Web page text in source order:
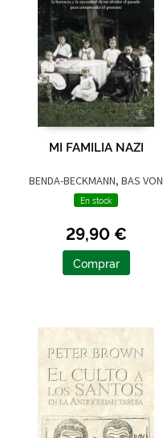
MI FAMILIA NAZI
BENDA-BECKMANN, BAS VON
En stock
29,90 €
Comprar